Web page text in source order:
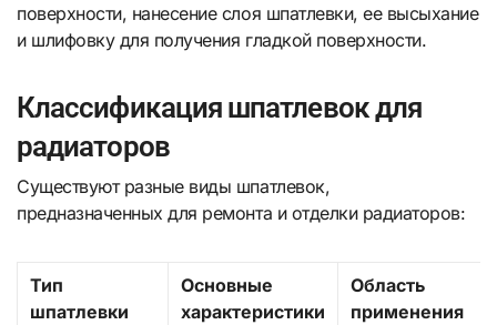
поверхности, нанесение слоя шпатлевки, ее высыхание
и шлифовку для получения гладкой поверхности.
Классификация шпатлевок для
радиаторов
Существуют разные виды шпатлевок,
предназначенных для ремонта и отделки радиаторов:
Тип
шпатлевки
Основные
характеристики
Область
применения